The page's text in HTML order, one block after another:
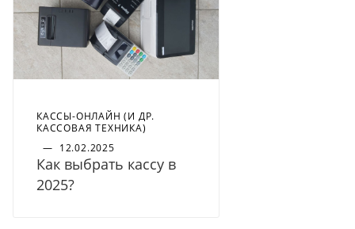
КАССЫ-ОНЛАЙН (И ДР.
КАССОВАЯ ТЕХНИКА)
— 12.02.2025
Как выбрать кассу в
2025?